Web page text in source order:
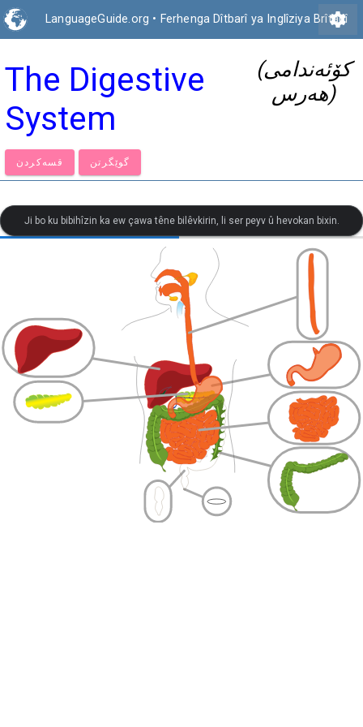
LanguageGuide.org • Ferhenga Dîtbarî ya Inglîziya Brîtanî
settings
The Digestive
System
(کۆئەندامی
هەرس)
قسەكردن گوێگرتن
Ji bo ku bibihîzin ka ew çawa têne bilêvkirin, li ser peyv û hevokan bixin.